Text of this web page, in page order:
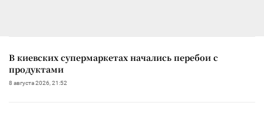
В киевских супермаркетах начались перебои с
продуктами
8 августа 2026, 21:52